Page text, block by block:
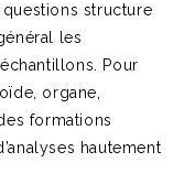
structure
les
Pour
organe,
formations
hautement